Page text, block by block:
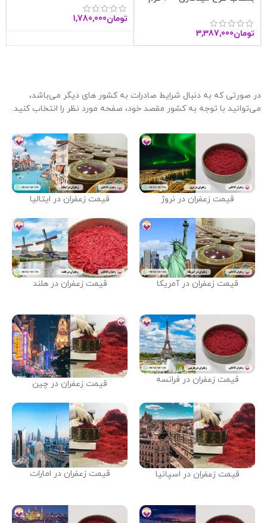
تومان3,387,000
تومان1,780,000
در صورتی که به دنبال شرایط صادرات به کشور های دیگر می‌باشد،
می‌توانید با توجه به کشور مقصد خود، صفحه مورد نظر را انتخاب کنید.
قیمت زعفران در نروژ قیمت زعفران در ایتالیا
قیمت زعفران در آمریکا قیمت زعفران در هلند
قیمت زعفران در فرانسه قیمت زعفران در چین
قیمت زعفران در اسپانیا قیمت زعفران در امارات